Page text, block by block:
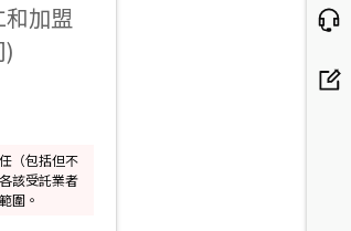
加盟
（包括但不
該受託業者
圍。